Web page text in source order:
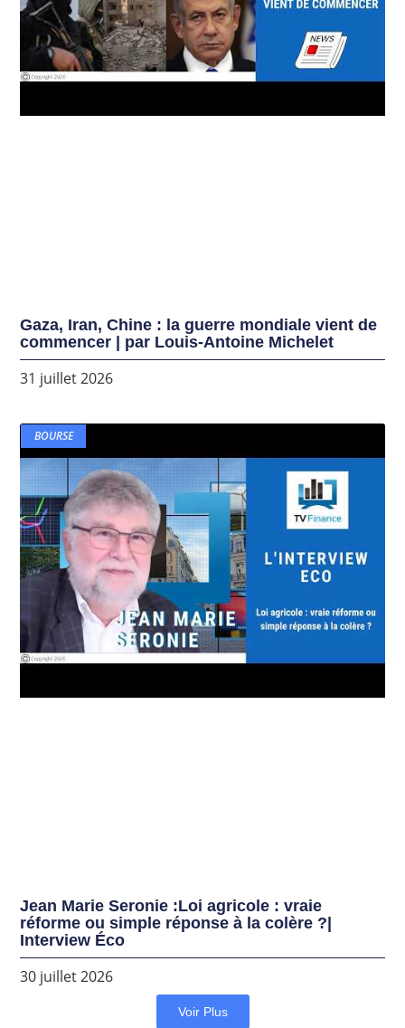
Gaza, Iran, Chine : la guerre mondiale vient de
commencer | par Louis-Antoine Michelet
31 juillet 2026
BOURSE
Jean Marie Seronie :Loi agricole : vraie
réforme ou simple réponse à la colère ?|
Interview Éco
30 juillet 2026
Voir Plus